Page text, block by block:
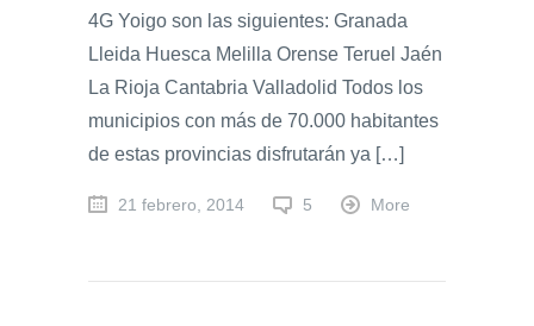
4G Yoigo son las siguientes: Granada
Lleida Huesca Melilla Orense Teruel Jaén
La Rioja Cantabria Valladolid Todos los
municipios con más de 70.000 habitantes
de estas provincias disfrutarán ya […]
21 febrero, 2014 5 More